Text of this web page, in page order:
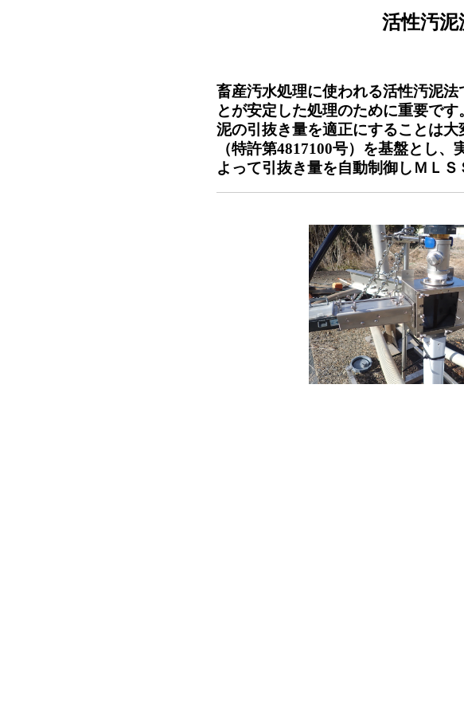
活性汚泥
畜産汚水処理に使われる活性汚泥
とが安定した処理のために重要で
泥の引抜き量を適正にすることは
（特許第4817100号）を基盤とし
よって引抜き量を自動制御しＭＬ